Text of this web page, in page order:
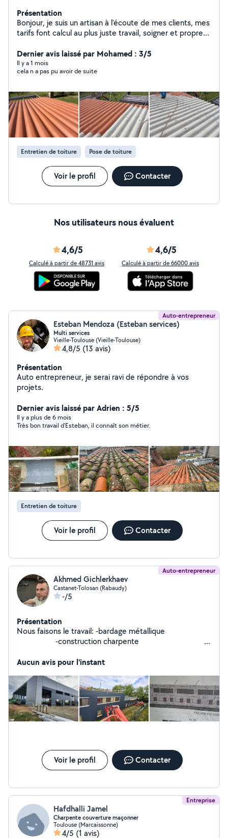
Présentation
Bonjour, je suis un artisan à l'écoute de mes clients, mes
tarifs font calcul au plus juste travail, soigner et propre
interlocuteur pour répondre à plusieurs besoins pour
votre maison. Le but de l'entreprise c'est vous rassurer
pour vos travaux. Je suis à l'écoute de mes clients pour
travaux
Dernier avis laissé par Mohamed : 3/5
Il y a 1 mois
cela n a pas pu avoir de suite
Entretien de toiture Pose de toiture
Voir le profil Contacter
Nos utilisateurs nous évaluent
4,6/5
Calculé à partir de 48731 avis
4,6/5
Calculé à partir de 66000 avis
Auto-entrepreneur
Esteban Mendoza (Esteban services)
Multi services
Vieille-Toulouse (Vieille-Toulouse)
4,8/5 (13 avis)
Présentation
Auto entrepreneur, je serai ravi de répondre à vos
projets.
Dernier avis laissé par Adrien : 5/5
Il y a plus de 6 mois
Très bon travail d'Esteban, il connaît son métier.
Entretien de toiture
Voir le profil Contacter
Auto-entrepreneur
Akhmed Gichlerkhaev
Castanet-Tolosan (Rabaudy)
-/5
Présentation
Nous faisons le travail: -bardage métallique
-construction charpente
avez du travail a nous proposer, contactez nous au :
Aucun avis pour l'instant
Voir le profil Contacter
Entreprise
Hafdhalli Jamel
Charpente couverture maçonner
Toulouse (Marcaissonne)
4/5 (1 avis)